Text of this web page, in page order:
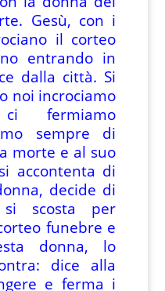
Gesù, con i
il corteo
entrando in
dalla città. Si
noi incrociamo
fermiamo
sempre di
morte e al suo
accontenta di
decide di
si scosta per
funebre e
donna, lo
dice alla
e ferma i